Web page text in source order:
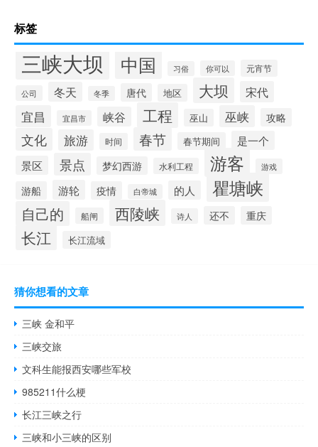
标签
三峡大坝 中国 习俗 你可以 元宵节
公司 冬天 冬季 唐代 地区 大坝 宋代
宜昌 宜昌市 峡谷 工程 巫山 巫峡 攻略
文化 旅游 时间 春节 春节期间
是一个
景区
景点 梦幻西游 水利工程 游客 游戏
游船 游轮 疫情 白帝城 的人 瞿塘峡
自己的 船闸 西陵峡 诗人 还不 重庆
长江 长江流域
猜你想看的文章
三峡 金和平
三峡交旅
文科生能报西安哪些军校
985211什么梗
长江三峡之行
三峡和小三峡的区别